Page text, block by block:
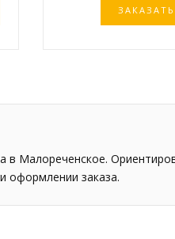
ЗАКАЗАТЬ
в Малореченское.
оформлении заказа.